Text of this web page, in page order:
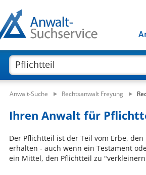
Anwalt-Suche Rechtsanwalt Freyung
Ihren Anwalt für
Der Pflichtteil ist der Teil vom Erbe,
erhalten - auch wenn ein Testament
ein Mittel, den Pflichtteil zu